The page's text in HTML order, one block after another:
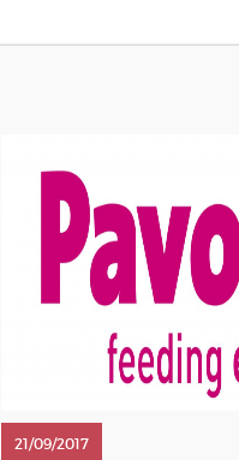
21/09/2017